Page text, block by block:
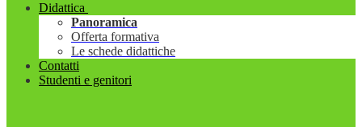
Didattica
Panoramica
Offerta formativa
Le schede didattiche
Contatti
Studenti e genitori